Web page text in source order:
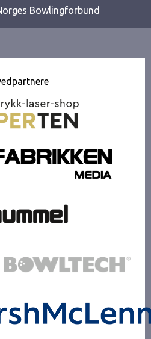
Bowlingforbund